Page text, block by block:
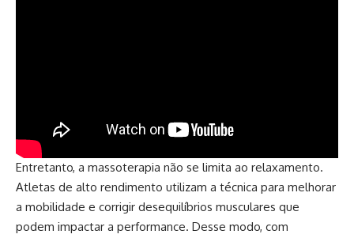
Entretanto, a massoterapia não se limita ao relaxamento.
Atletas de alto rendimento utilizam a técnica para melhorar
a mobilidade e corrigir desequilíbrios musculares que
podem impactar a performance. Desse modo, com